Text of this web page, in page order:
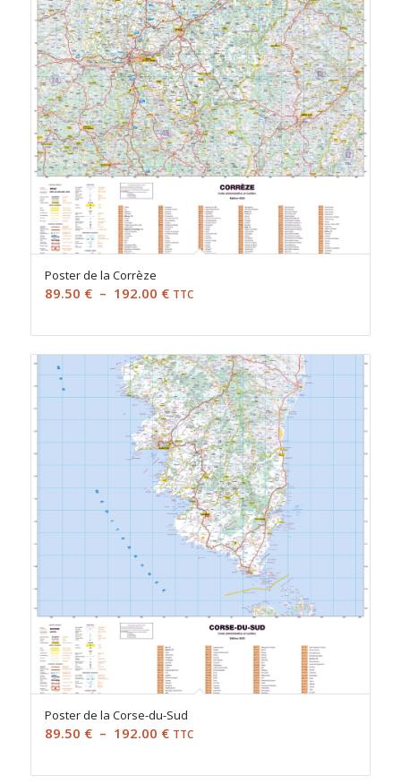
Poster de la Corrèze
89.50 € – 192.00 €Plage
prix :
89.50 €
à
192.00 €
TTC
Poster de la Corse-du-Sud
89.50 € – 192.00 €Plage
prix :
TTC